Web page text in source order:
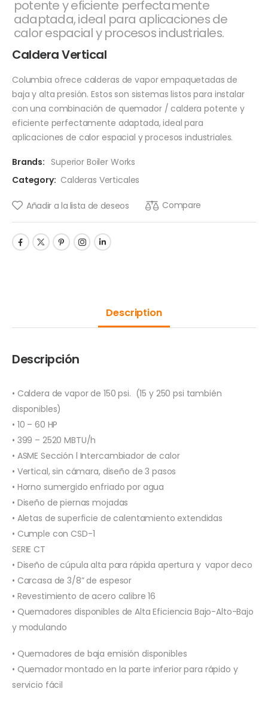
potente y eficiente perfectamente
adaptada, ideal para aplicaciones de
calor espacial y procesos industriales.
Caldera Vertical
Columbia ofrece calderas de vapor empaquetadas de
baja y alta presión. Estos son sistemas listos para instalar
con una combinación de quemador / caldera potente y
eficiente perfectamente adaptada, ideal para
aplicaciones de calor espacial y procesos industriales.
Brands: Superior Boiler Works
Category: Calderas Verticales
Añadir a la lista de deseos Compare
Description
Descripción
• Caldera de vapor de 150 psi. (15 y 250 psi también
disponibles)
• 10 – 60 HP
• 399 – 2520 MBTU/h
• ASME Sección l Intercambiador de calor
• Vertical, sin cámara, diseño de 3 pasos
• Horno sumergido enfriado por agua
• Diseño de piernas mojadas
• Aletas de superficie de calentamiento extendidas
• Cumple con CSD-1
SERIE CT
• Diseño de cúpula alta para rápida apertura y vapor deco
• Carcasa de 3/8” de espesor
• Revestimiento de acero calibre 16
• Quemadores disponibles de Alta Eficiencia Bajo-Alto-Bajo
y modulando
• Quemadores de baja emisión disponibles
• Quemador montado en la parte inferior para rápido y
servicio fácil